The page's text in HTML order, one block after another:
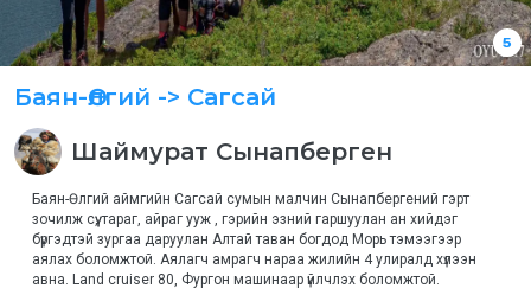
5
Баян-Өлгий -> Сагсай
Шаймурат Сынапберген
Баян-Өлгий аймгийн Сагсай сумын малчин Сынапбергений гэрт
зочилж сүү, тараг, айраг ууж , гэрийн эзний гаршуулан ан хийдэг
бүргэдтэй зургаа даруулан Алтай таван богдод Морь тэмээгээр
аялах боломжтой. Аялагч амрагч нараа жилийн 4 улиралд хүлээн
авна. Land cruiser 80, Фургон машинаар үйлчлэх боломжтой.